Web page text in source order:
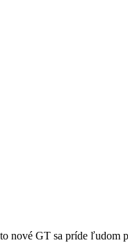
nové GT sa príde